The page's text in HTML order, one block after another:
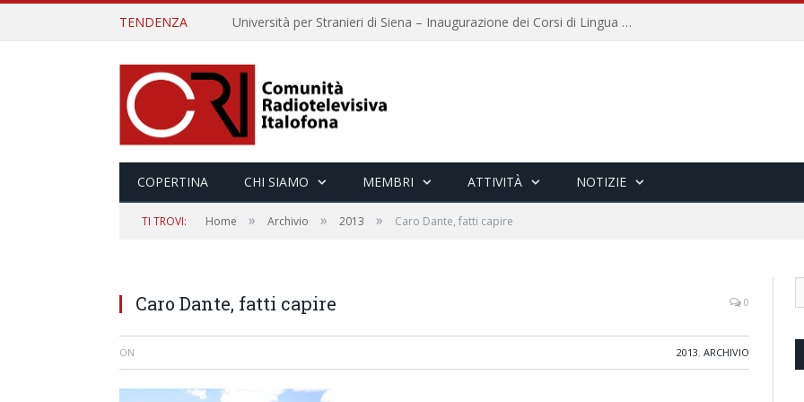
TENDENZA Università per Stranieri di Siena – Inaugurazione dei Corsi di Lingua e Cultura Italiana, 109a annata
COPERTINA CHI SIAMO MEMBRI ATTIVITÀ NOTIZIE
TI TROVI: Home » Archivio » 2013 » Caro Dante, fatti capire
Caro Dante, fatti capire 0
ON 2013, ARCHIVIO